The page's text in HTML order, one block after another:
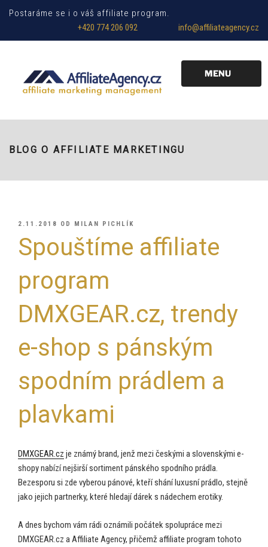
Postaráme se i o váš affiliate program.
+420 774 206 092
info@affiliateagency.cz
MENU
BLOG O AFFILIATE MARKETINGU
PUBLIKOVÁNO
2.11.2018 OD MILAN PICHLÍK
Spouštíme affiliate
program
DMXGEAR.cz, trendy
e-shop s pánským
spodním prádlem a
plavkami
DMXGEAR.cz je známý brand, jenž mezi českými a slovenskými e-
shopy nabízí nejširší sortiment pánského spodního prádla.
Bezesporu si zde vyberou pánové, kteří shání luxusní prádlo, stejně
jako jejich partnerky, které hledají dárek s nádechem erotiky.
A dnes bychom vám rádi oznámili počátek spolupráce mezi
DMXGEAR.cz a Affiliate Agency, přičemž affiliate program tohoto